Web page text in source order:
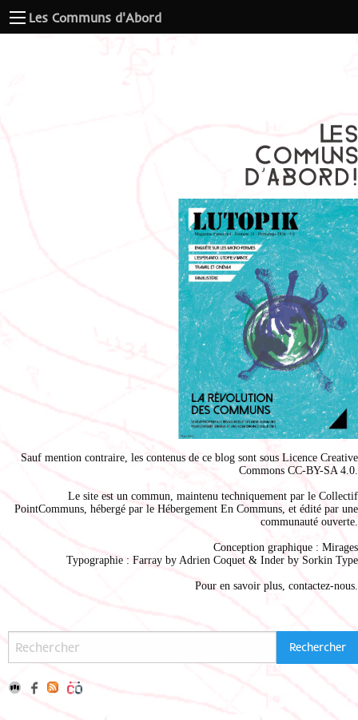
Les Communs d'Abord
Sauf mention contraire, les contenus de ce blog sont sous Licence Creative
Commons CC-BY-SA 4.0.
Le site est un commun, maintenu techniquement par le Collectif
PointCommuns, hébergé par le Hébergement En Communs, et édité par une
communauté ouverte.
Conception graphique : Mirages
Typographie : Farray by Adrien Coquet & Inder by Sorkin Type
Pour en savoir plus, contactez-nous.